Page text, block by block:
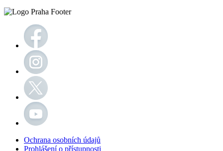
Ochrana osobních údajů
Prohlášení o přístupnosti